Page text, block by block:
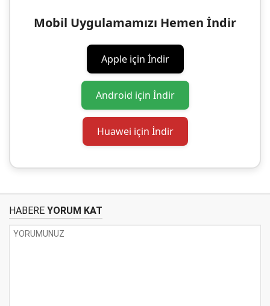
Mobil Uygulamamızı Hemen İndir
Apple için İndir
Android için İndir
Huawei için İndir
HABERE YORUM KAT